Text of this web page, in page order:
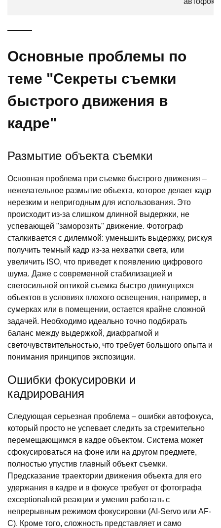
Основные проблемы по
теме "Секреты съемки
быстрого движения в
кадре"
Размытие объекта съемки
Основная проблема при съемке быстрого движения –
нежелательное размытие объекта, которое делает кадр
нерезким и непригодным для использования. Это
происходит из-за слишком длинной выдержки, не
успевающей "заморозить" движение. Фотограф
сталкивается с дилеммой: уменьшить выдержку, рискуя
получить темный кадр из-за нехватки света, или
увеличить ISO, что приведет к появлению цифрового
шума. Даже с современной стабилизацией и
светосильной оптикой съемка быстро движущихся
объектов в условиях плохого освещения, например, в
сумерках или в помещении, остается крайне сложной
задачей. Необходимо идеально точно подбирать
баланс между выдержкой, диафрагмой и
светочувствительностью, что требует большого опыта и
понимания принципов экспозиции.
Ошибки фокусировки и
кадрирования
Следующая серьезная проблема – ошибки автофокуса,
который просто не успевает следить за стремительно
перемещающимся в кадре объектом. Система может
сфокусироваться на фоне или на другом предмете,
полностью упустив главный объект съемки.
Предсказание траектории движения объекта для его
удержания в кадре и в фокусе требует от фотографа
exceptionalной реакции и умения работать с
непрерывным режимом фокусировки (AI-Servo или AF-
C). Кроме того, сложность представляет и само